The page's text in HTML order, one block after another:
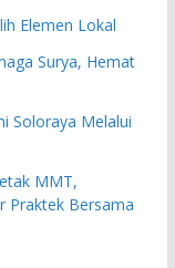
Elemen Lokal
Surya, Hemat
Soloraya Melalui
MMT,
Praktek Bersama